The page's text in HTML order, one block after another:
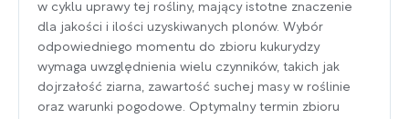
w cyklu uprawy tej rośliny, mający istotne znaczenie
dla jakości i ilości uzyskiwanych plonów. Wybór
odpowiedniego momentu do zbioru kukurydzy
wymaga uwzględnienia wielu czynników, takich jak
dojrzałość ziarna, zawartość suchej masy w roślinie
oraz warunki pogodowe. Optymalny termin zbioru